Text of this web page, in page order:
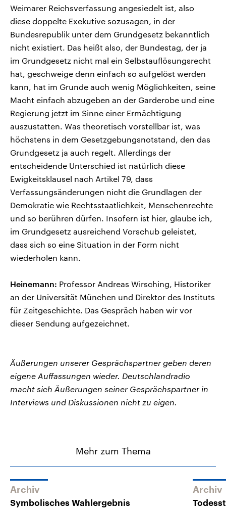
Weimarer Reichsverfassung angesiedelt ist, also
diese doppelte Exekutive sozusagen, in der
Bundesrepublik unter dem Grundgesetz bekanntlich
nicht existiert. Das heißt also, der Bundestag, der ja
im Grundgesetz nicht mal ein Selbstauflösungsrecht
hat, geschweige denn einfach so aufgelöst werden
kann, hat im Grunde auch wenig Möglichkeiten, seine
Macht einfach abzugeben an der Garderobe und eine
Regierung jetzt im Sinne einer Ermächtigung
auszustatten. Was theoretisch vorstellbar ist, was
höchstens in dem Gesetzgebungsnotstand, den das
Grundgesetz ja auch regelt. Allerdings der
entscheidende Unterschied ist natürlich diese
Ewigkeitsklausel nach Artikel 79, dass
Verfassungsänderungen nicht die Grundlagen der
Demokratie wie Rechtsstaatlichkeit, Menschenrechte
und so berühren dürfen. Insofern ist hier, glaube ich,
im Grundgesetz ausreichend Vorschub geleistet,
dass sich so eine Situation in der Form nicht
wiederholen kann.
Heinemann: Professor Andreas Wirsching, Historiker
an der Universität München und Direktor des Instituts
für Zeitgeschichte. Das Gespräch haben wir vor
dieser Sendung aufgezeichnet.
Äußerungen unserer Gesprächspartner geben deren
eigene Auffassungen wieder. Deutschlandradio
macht sich Äußerungen seiner Gesprächspartner in
Interviews und Diskussionen nicht zu eigen.
Mehr zum Thema
Archiv
Symbolisches Wahlergebnis
Archiv